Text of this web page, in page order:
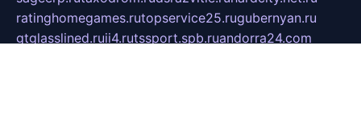
ratinghomegames.rutopservice25.rugubernyan.ru
gtglasslined.ruii4.rutssport.spb.ruandorra24.com